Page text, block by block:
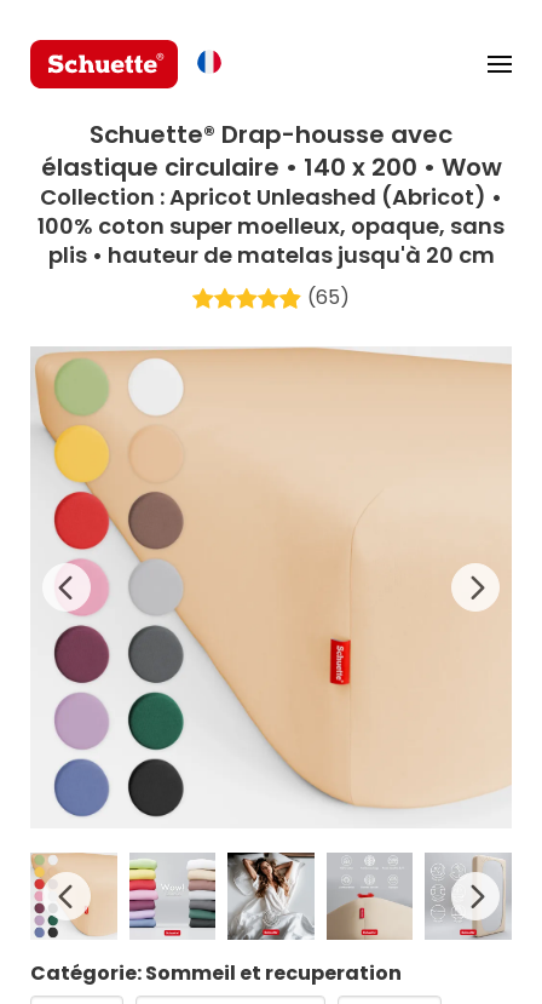
Schuette® Drap-housse avec
élastique circulaire • 140 x 200 • Wow
Collection : Apricot Unleashed (Abricot) •
100% coton super moelleux, opaque, sans
plis • hauteur de matelas jusqu'à 20 cm
(65)
Catégorie: Sommeil et recuperation